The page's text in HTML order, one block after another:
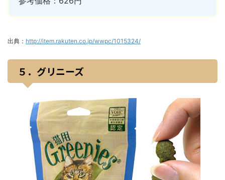
出典： http://item.rakuten.co.jp/wwpc/1015324/
５．グリニーズ